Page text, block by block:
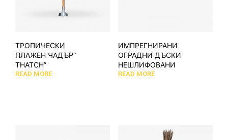
ТРОПИЧЕСКИ
ПЛАЖЕН ЧАДЪР”
THATCH”
READ MORE
ИМПРЕГНИРАНИ
ОГРАДНИ ДЪСКИ
НЕШЛИФОВАНИ
READ MORE